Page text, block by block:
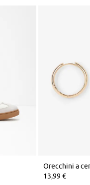
Orecchini a
13,99 €